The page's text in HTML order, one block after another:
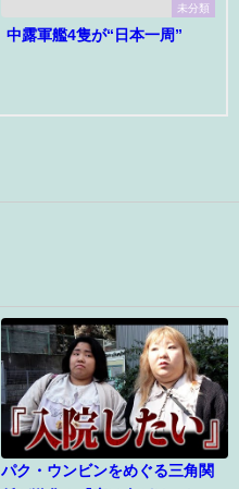
未分類
中露軍艦4隻が“日本一周”
パク・ウンビンをめぐる三角関